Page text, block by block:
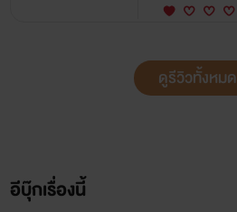
ดูรีวิวทั้งหมด
อีบุ๊กเรื่องนี้